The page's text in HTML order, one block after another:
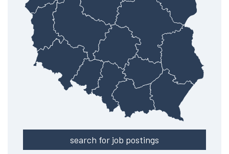
search for job postings